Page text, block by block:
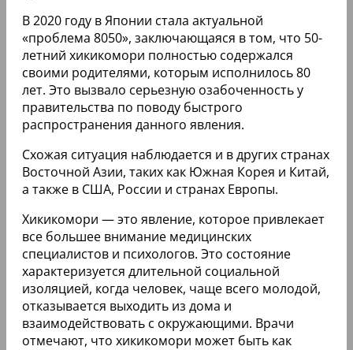
В 2020 году в Японии стала актуальной
«проблема 8050», заключающаяся в том, что 50-
летний хикикомори полностью содержался
своими родителями, которым исполнилось 80
лет. Это вызвало серьезную озабоченность у
правительства по поводу быстрого
распространения данного явления.
Схожая ситуация наблюдается и в других странах
Восточной Азии, таких как Южная Корея и Китай,
а также в США, России и странах Европы.
Хикикомори — это явление, которое привлекает
все большее внимание медицинских
специалистов и психологов. Это состояние
характеризуется длительной социальной
изоляцией, когда человек, чаще всего молодой,
отказывается выходить из дома и
взаимодействовать с окружающими. Врачи
отмечают, что хикикомори может быть как